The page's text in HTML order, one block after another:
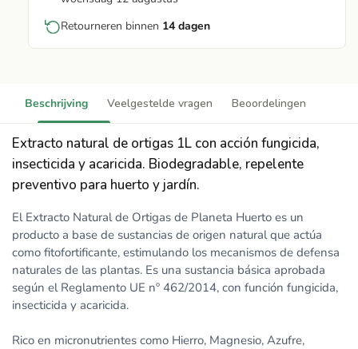
Retourneren binnen 14 dagen
Beschrijving Veelgestelde vragen Beoordelingen
Extracto natural de ortigas 1L con acción fungicida,
insecticida y acaricida. Biodegradable, repelente
preventivo para huerto y jardín.
El Extracto Natural de Ortigas de Planeta Huerto es un
producto a base de sustancias de origen natural que actúa
como fitofortificante, estimulando los mecanismos de defensa
naturales de las plantas. Es una sustancia básica aprobada
según el Reglamento UE nº 462/2014, con función fungicida,
insecticida y acaricida.
Rico en micronutrientes como Hierro, Magnesio, Azufre,